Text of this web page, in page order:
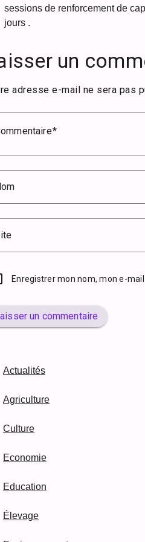
sessions de renforcement de
jours .
un
adresse e-mail ne sera pas
Enregistrer mon nom, mon e-
un commentaire
Actualités
Agriculture
Culture
Economie
Education
Élevage